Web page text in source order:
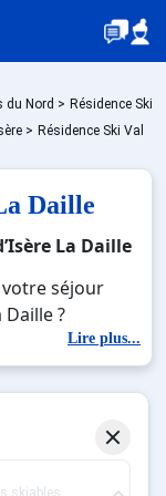
du Nord > Résidence Ski
> Résidence Ski Val
Daille
La Daille
séjour
Daille ?
Val d’Isère La
de l'an,
Profitez de
les
Lire plus...
skiables